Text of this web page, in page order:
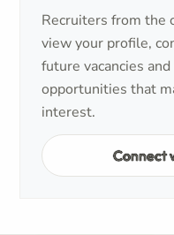
Recruiters from the
view your profile,
future vacancies
opportunities that
interest.
Connect